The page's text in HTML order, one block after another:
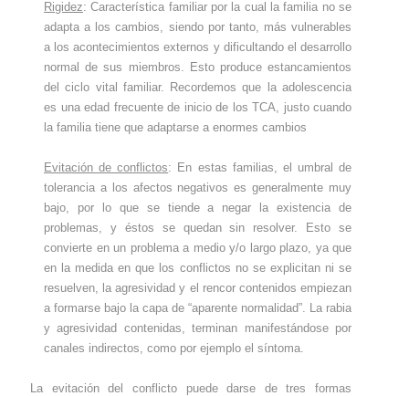
Rigidez: Característica familiar por la cual la familia no se
adapta a los cambios, siendo por tanto, más vulnerables
a los acontecimientos externos y dificultando el desarrollo
normal de sus miembros. Esto produce estancamientos
del ciclo vital familiar. Recordemos que la adolescencia
es una edad frecuente de inicio de los TCA, justo cuando
la familia tiene que adaptarse a enormes cambios
Evitación de conflictos: En estas familias, el umbral de
tolerancia a los afectos negativos es generalmente muy
bajo, por lo que se tiende a negar la existencia de
problemas, y éstos se quedan sin resolver. Esto se
convierte en un problema a medio y/o largo plazo, ya que
en la medida en que los conflictos no se explicitan ni se
resuelven, la agresividad y el rencor contenidos empiezan
a formarse bajo la capa de “aparente normalidad”. La rabia
y agresividad contenidas, terminan manifestándose por
canales indirectos, como por ejemplo el síntoma.
La evitación del conflicto puede darse de tres formas